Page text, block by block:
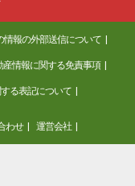
情報の外部送信について
産情報に関する免責事項
る表記について
わせ 運営会社